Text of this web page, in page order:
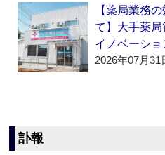
【薬局業務
て】大手薬
イノベーショ
2026年07月31
訃報